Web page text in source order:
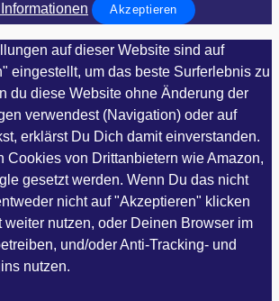
Akzeptieren
auf dieser Website sind auf
eingestellt, um das beste Surferlebnis zu
du diese Website ohne Änderung der
verwendest (Navigation) oder auf
erklärst Du Dich damit einverstanden.
Cookies von Drittanbietern wie Amazon,
gesetzt werden. Wenn Du das nicht
nicht auf "Akzeptieren" klicken
weiter nutzen, oder Deinen Browser im
und/oder Anti-Tracking- und
nutzen.